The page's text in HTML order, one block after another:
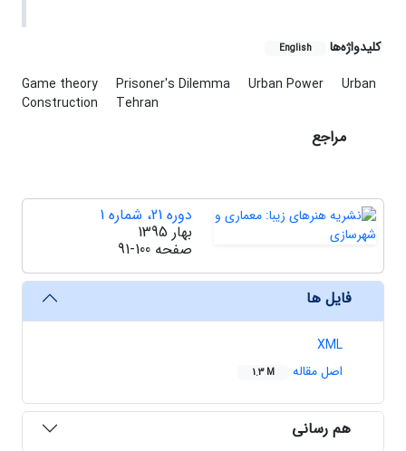
کلیدواژه‌ها English
Game theory Prisoner's Dilemma Urban Power
Urban
Construction
Tehran
مراجع
دوره 21، شماره 1
بهار 1395
صفحه 91-100
فایل ها
XML
اصل مقاله
1.3 M
هم رسانی